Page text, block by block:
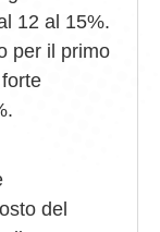
12 al 15%.
per il primo
del